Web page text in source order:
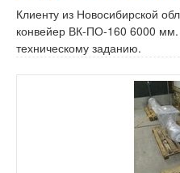
Клиенту из Новосибирской
конвейер ВК-ПО-160 6000 мм.
техническому заданию.